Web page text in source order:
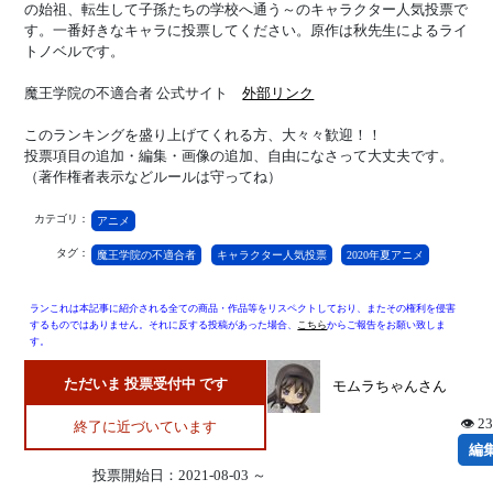
の始祖、転生して子孫たちの学校へ通う～のキャラクター人気投票で
す。一番好きなキャラに投票してください。原作は秋先生によるライ
トノベルです。
魔王学院の不適合者 公式サイト外部リンク
このランキングを盛り上げてくれる方、大々々歓迎！！
投票項目の追加・編集・画像の追加、自由になさって大丈夫です。
（著作権者表示などルールは守ってね）
カテゴリ： アニメ
タグ： 魔王学院の不適合者 キャラクター人気投票 2020年夏アニメ
ランこれは本記事に紹介される全ての商品・作品等をリスペクトしており、またその権利を侵害
するものではありません。それに反する投稿があった場合、 こちらからご報告をお願い致しま
す。
ただいま 投票受付中 です
終了に近づいています
投票開始日：2021-08-03 ～
モムラちゃんさん
👁
編